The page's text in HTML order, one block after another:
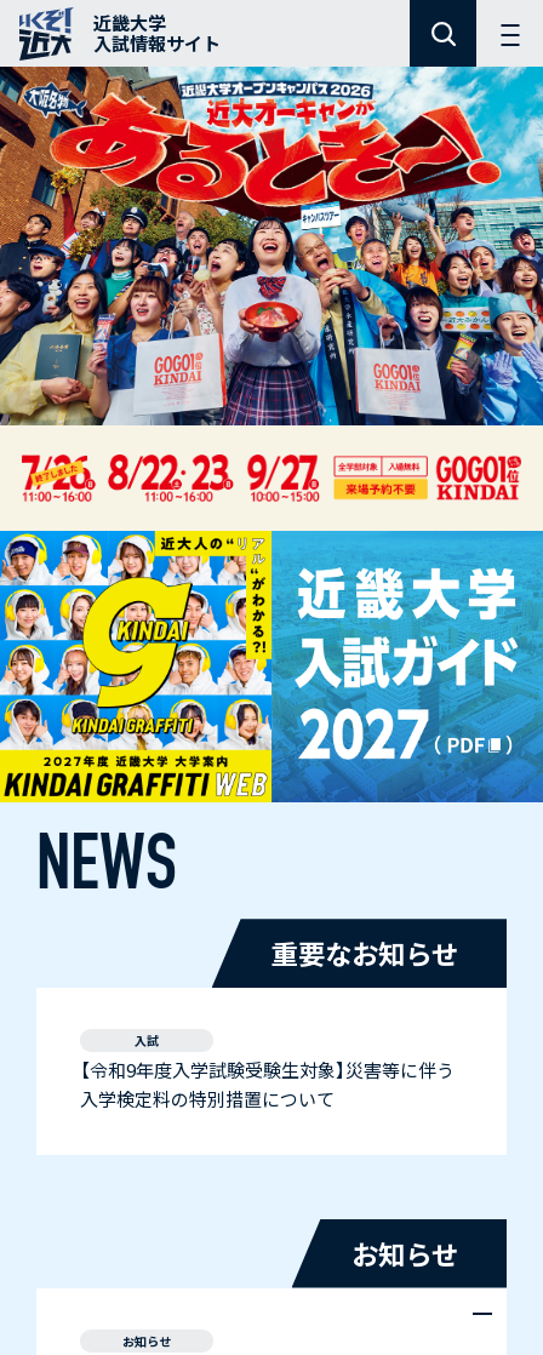
近畿大学
入試情報サイト
NEWS
重要なお知らせ
入試
【令和9年度入学試験受験生対象】災害等に伴う
入学検定料の特別措置について
お知らせ
お知らせ